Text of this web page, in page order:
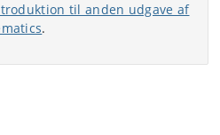
til anden udgave af
.